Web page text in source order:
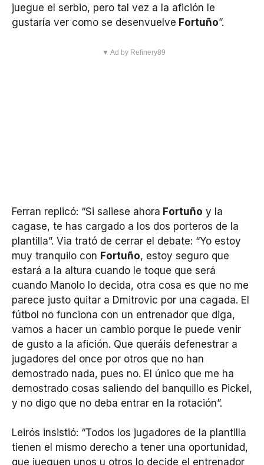
juegue el serbio, pero tal vez a la afición le
gustaría ver como se desenvuelve Fortuño”.
▼ Ad by Refinery89
Ferran replicó: “Si saliese ahora Fortuño y la
cagase, te has cargado a los dos porteros de la
plantilla”. Via trató de cerrar el debate: “Yo estoy
muy tranquilo con Fortuño, estoy seguro que
estará a la altura cuando le toque que será
cuando Manolo lo decida, otra cosa es que no me
parece justo quitar a Dmitrovic por una cagada. El
fútbol no funciona con un entrenador que diga,
vamos a hacer un cambio porque le puede venir
de gusto a la afición. Que queráis defenestrar a
jugadores del once por otros que no han
demostrado nada, pues no. El único que me ha
demostrado cosas saliendo del banquillo es Pickel,
y no digo que no deba entrar en la rotación”.
Leirós insistió: “Todos los jugadores de la plantilla
tienen el mismo derecho a tener una oportunidad,
que jueguen unos u otros lo decide el entrenador